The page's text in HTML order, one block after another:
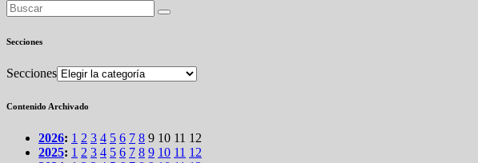
Secciones
Secciones
Contenido Archivado
2026: 1 2 3 4 5 6 7 8 9 10 11 12
2025: 1 2 3 4 5 6 7 8 9 10 11 12